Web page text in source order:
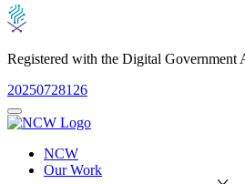
Registered with the Digital Government
20250728126
NCW
Our Work